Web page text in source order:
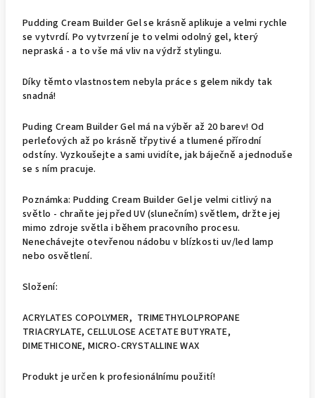
Pudding Cream Builder Gel se krásně aplikuje a velmi rychle
se vytvrdí. Po vytvrzení je to velmi odolný gel, který
nepraská - a to vše má vliv na výdrž stylingu.
Díky těmto vlastnostem nebyla práce s gelem nikdy tak
snadná!
Puding Cream Builder Gel má na výběr až 20 barev! Od
perleťových až po krásně třpytivé a tlumené přírodní
odstíny. Vyzkoušejte a sami uvidíte, jak báječně a jednoduše
se s ním pracuje.
Poznámka: Pudding Cream Builder Gel je velmi citlivý na
světlo - chraňte jej před UV (slunečním) světlem, držte jej
mimo zdroje světla i během pracovního procesu.
Nenechávejte otevřenou nádobu v blízkosti uv/led lamp
nebo osvětlení.
Složení:
ACRYLATES COPOLYMER, TRIMETHYLOLPROPANE
TRIACRYLATE, CELLULOSE ACETATE BUTYRATE,
DIMETHICONE, MICRO-CRYSTALLINE WAX
Produkt je určen k profesionálnímu použití!